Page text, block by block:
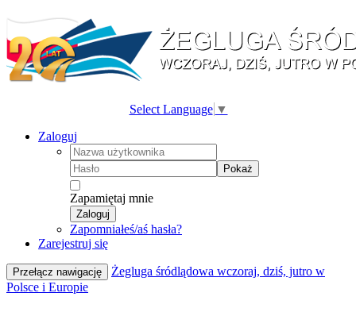
Select Language ▼
Zaloguj
Pokaż
Zapamiętaj mnie
Zaloguj
Zapomniałeś/aś hasła?
Zarejestruj się
Przełącz nawigację
Żegluga śródlądowa wczoraj, dziś, jutro w
Polsce i Europie